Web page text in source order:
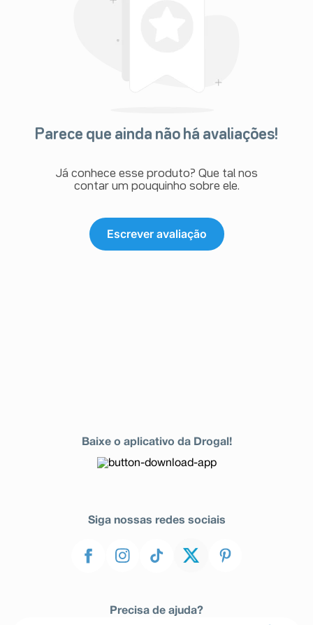
Parece que ainda não há avaliações!
Já conhece esse produto? Que tal nos
contar um pouquinho sobre ele.
Escrever avaliação
Baixe o aplicativo da Drogal!
Siga nossas redes sociais
Precisa de ajuda?